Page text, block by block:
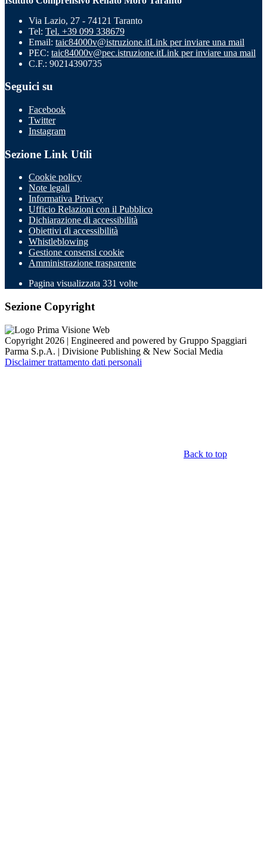
Via Lazio, 27 - 74121 Taranto
Tel: Tel. +39 099 338679
Email: taic84000v@istruzione.itLink per inviare una mail
PEC: taic84000v@pec.istruzione.itLink per inviare una mail
C.F.: 90214390735
Seguici su
Facebook
Twitter
Instagram
Sezione Link Utili
Cookie policy
Note legali
Informativa Privacy
Ufficio Relazioni con il Pubblico
Dichiarazione di accessibilità
Obiettivi di accessibilità
Whistleblowing
Gestione consensi cookie
Amministrazione trasparente
Pagina visualizzata 331 volte
Sezione Copyright
Copyright 2026 | Engineered and powered by Gruppo Spaggiari
Parma S.p.A. | Divisione Publishing & New Social Media
Disclaimer trattamento dati personali
Back to top